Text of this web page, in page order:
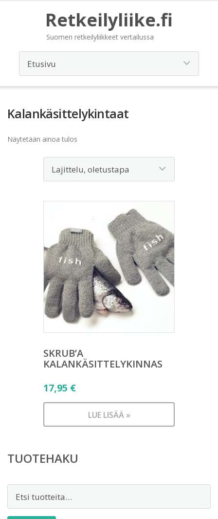
Retkeilyliike.fi
Suomen retkeilyliikkeet vertailussa
Kalankäsittelykintaat
Näytetään ainoa tulos
SKRUB’A
KALANKÄSITTELYKINNAS
17,95 €
LUE LISÄÄ »
TUOTEHAKU